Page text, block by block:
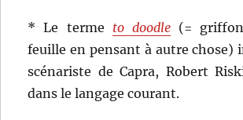
* Le terme to doodle (=
feuille en pensant à autre chose)
scénariste de Capra, Robert
dans le langage courant.